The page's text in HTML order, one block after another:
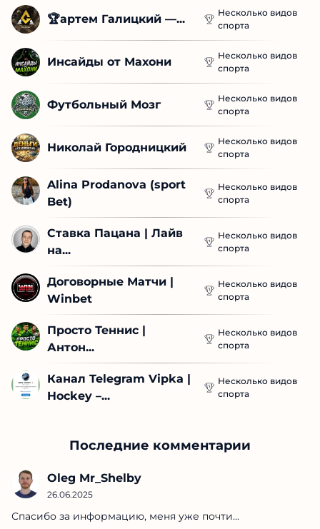
🏆артем Галицкий —...
Несколько видов
спорта
Инсайды от Махони
Несколько видов
спорта
Футбольный Мозг
Несколько видов
спорта
Николай Городницкий
Несколько видов
спорта
Alina Prodanova (sport
Bet)
Несколько видов
спорта
Ставка Пацана | Лайв
на...
Несколько видов
спорта
Договорные Матчи |
Winbet
Несколько видов
спорта
Просто Теннис |
Антон...
Несколько видов
спорта
Канал Telegram Vipka |
Hockey –...
Несколько видов
спорта
Последние комментарии
Oleg Mr_Shelby
26.06.2025
Спасибо за информацию, меня уже почти...